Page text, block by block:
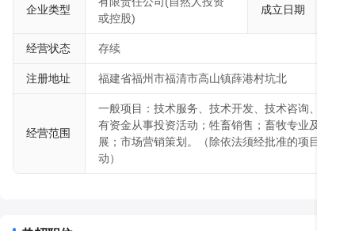
企业类型
或控股)
成立日期
经营状态 存续
注册地址 福建省福州市福清市高山镇薛港村坑北
经营范围
一般项目：技术服务、技术开发、技术咨询、技术
有资金从事投资活动；牲畜销售；畜牧专业及辅助
展；市场营销策划。（除依法须经批准的项目外，
动）